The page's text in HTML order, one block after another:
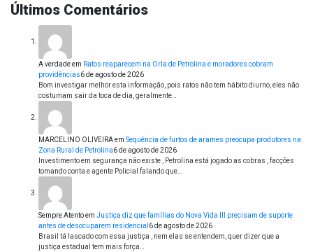
Últimos Comentários
A verdadeem Ratos reaparecem na Orla de Petrolina e moradores cobram
providências6 de agosto de 2026
Bom investigar melhor esta informação, pois ratos não tem hábito diurno, eles não
costumam sair da toca de dia, geralmente…
MARCELINO OLIVEIRAem Sequência de furtos de arames preocupa produtores na
Zona Rural de Petrolina6 de agosto de 2026
Investimento em segurança não existe , Petrolina está jogado as cobras , facções
tomando conta e agente Policial falando que…
Sempre Atentoem Justiça diz que famílias do Nova Vida III precisam de suporte
antes de desocuparem residencial 6 de agosto de 2026
Brasil tá lascado com essa justiça , nem elas se entendem, quer dizer que a
justiça estadual tem mais força…